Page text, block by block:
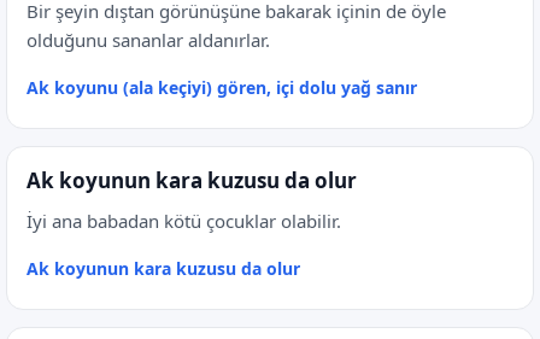
Bir şeyin dıştan görünüşüne bakarak içinin de öyle
olduğunu sananlar aldanırlar.
Ak koyunu (ala keçiyi) gören, içi dolu yağ sanır
Ak koyunun kara kuzusu da olur
İyi ana babadan kötü çocuklar olabilir.
Ak koyunun kara kuzusu da olur